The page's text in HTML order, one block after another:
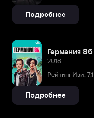
Подробнее
Германия 86
2018
Рейтинг Иви: 7,1
Подробнее